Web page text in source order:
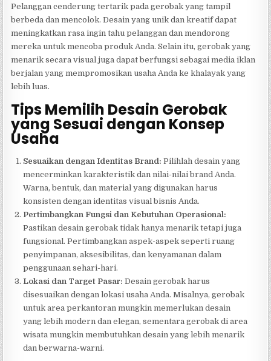
Pelanggan cenderung tertarik pada gerobak yang tampil
berbeda dan mencolok. Desain yang unik dan kreatif dapat
meningkatkan rasa ingin tahu pelanggan dan mendorong
mereka untuk mencoba produk Anda. Selain itu, gerobak yang
menarik secara visual juga dapat berfungsi sebagai media iklan
berjalan yang mempromosikan usaha Anda ke khalayak yang
lebih luas.
Tips Memilih Desain Gerobak
yang Sesuai dengan Konsep
Usaha
Sesuaikan dengan Identitas Brand: Pilihlah desain yang
mencerminkan karakteristik dan nilai-nilai brand Anda.
Warna, bentuk, dan material yang digunakan harus
konsisten dengan identitas visual bisnis Anda.
Pertimbangkan Fungsi dan Kebutuhan Operasional:
Pastikan desain gerobak tidak hanya menarik tetapi juga
fungsional. Pertimbangkan aspek-aspek seperti ruang
penyimpanan, aksesibilitas, dan kenyamanan dalam
penggunaan sehari-hari.
Lokasi dan Target Pasar: Desain gerobak harus
disesuaikan dengan lokasi usaha Anda. Misalnya, gerobak
untuk area perkantoran mungkin memerlukan desain
yang lebih modern dan elegan, sementara gerobak di area
wisata mungkin membutuhkan desain yang lebih menarik
dan berwarna-warni.